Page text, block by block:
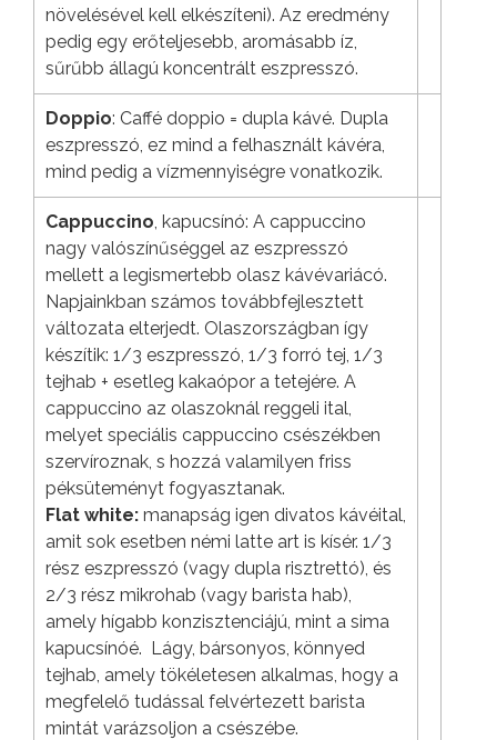
növelésével kell elkészíteni). Az eredmény
pedig egy erőteljesebb, aromásabb íz,
sűrűbb állagú koncentrált eszpresszó.
Doppio: Caffé doppio = dupla kávé. Dupla
eszpresszó, ez mind a felhasznált kávéra,
mind pedig a vízmennyiségre vonatkozik.
Cappuccino , kapucsínó: A cappuccino
nagy valószínűséggel az eszpresszó
mellett a legismertebb olasz kávévariácó.
Napjainkban számos továbbfejlesztett
változata elterjedt. Olaszországban így
készítik: 1/3 eszpresszó, 1/3 forró tej, 1/3
tejhab + esetleg kakaópor a tetejére. A
cappuccino az olaszoknál reggeli ital,
melyet speciális cappuccino csészékben
szervíroznak, s hozzá valamilyen friss
péksüteményt fogyasztanak.
Flat white: manapság igen divatos kávéital,
amit sok esetben némi latte art is kísér. 1/3
rész eszpresszó (vagy dupla risztrettó), és
2/3 rész mikrohab (vagy barista hab),
amely hígabb konzisztenciájú, mint a sima
kapucsínóé. Lágy, bársonyos, könnyed
tejhab, amely tökéletesen alkalmas, hogy a
megfelelő tudással felvértezett barista
mintát varázsoljon a csészébe.